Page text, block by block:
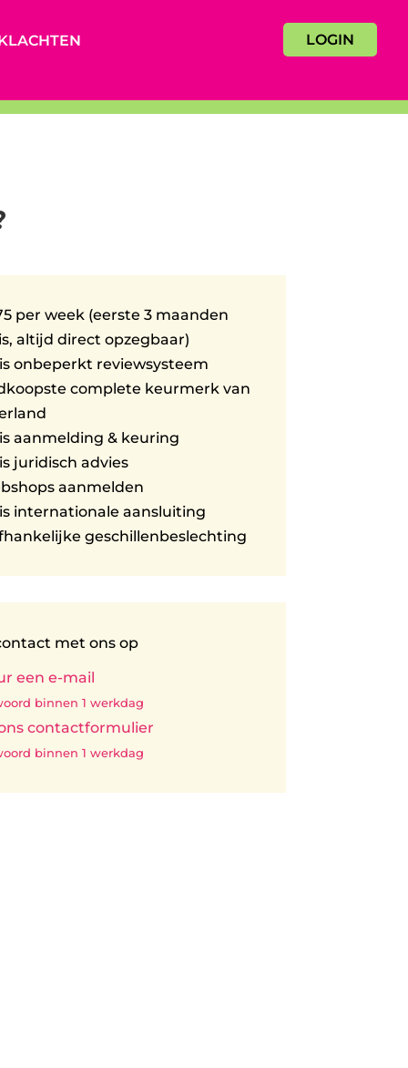
LOGIN
per week (eerste 3 maanden
altijd direct opzegbaar)
onbeperkt reviewsysteem
complete keurmerk van
aanmelding & keuring
juridisch advies
aanmelden
internationale aansluiting
geschillenbeslechting
met ons op
een e-mail
binnen 1 werkdag
contactformulier
binnen 1 werkdag